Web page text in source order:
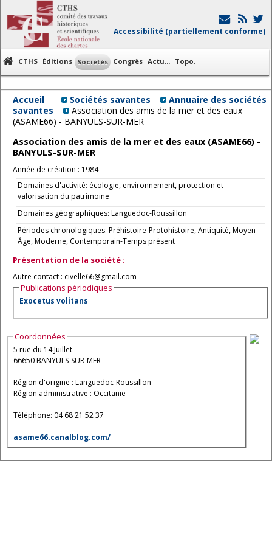
Accessibilité (partiellement conforme)
CTHS Éditions Sociétés Congrès Actu... Topo.
Accueil Sociétés savantes
Annuaire des sociétés
savantes
Association des amis de la mer et des eaux
(ASAME66) - BANYULS-SUR-MER
Association des amis de la mer et des eaux (ASAME66) -
BANYULS-SUR-MER
Année de création : 1984
Domaines d'activité: écologie, environnement, protection et
valorisation du patrimoine
Domaines géographiques: Languedoc-Roussillon
Périodes chronologiques: Préhistoire-Protohistoire, Antiquité, Moyen
Âge, Moderne, Contemporain-Temps présent
Présentation de la société :
Autre contact : civelle66@gmail.com
Publications périodiques
Exocetus volitans
Coordonnées
5 rue du 14 Juillet
66650 BANYULS-SUR-MER
Région d'origine : Languedoc-Roussillon
Région administrative : Occitanie
Téléphone: 04 68 21 52 37
asame66.canalblog.com/